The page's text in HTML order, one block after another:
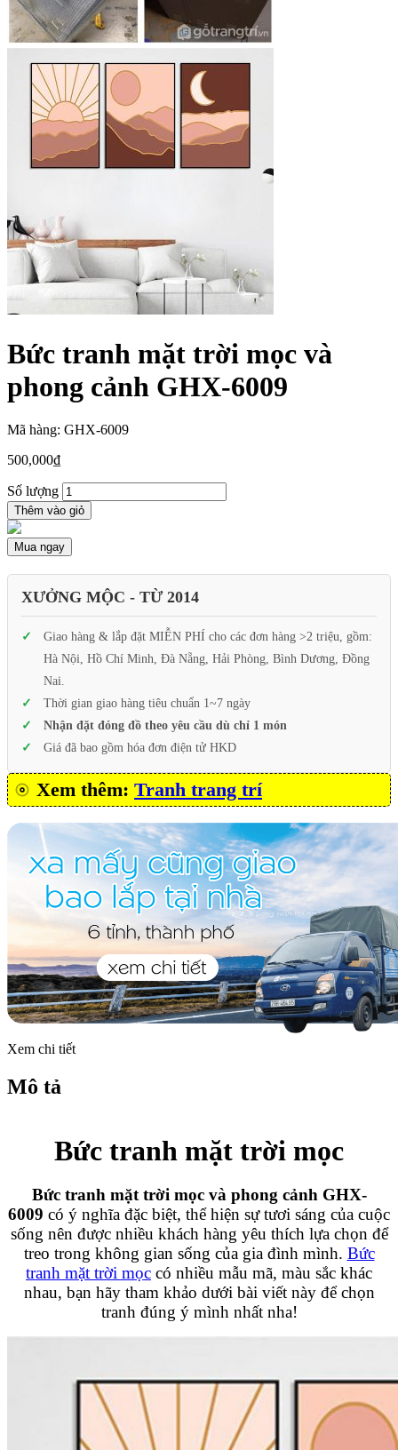
Bức tranh mặt trời mọc và
phong cảnh GHX-6009
Mã hàng: GHX-6009
500,000₫
Số lượng
Thêm vào giỏ
Mua ngay
XƯỞNG MỘC - TỪ 2014
Giao hàng & lắp đặt MIỄN PHÍ cho các đơn hàng >2 triệu, gồm:
Hà Nội, Hồ Chí Minh, Đà Nẵng, Hải Phòng, Bình Dương, Đồng
Nai.
Thời gian giao hàng tiêu chuẩn 1~7 ngày
Nhận đặt đóng đồ theo yêu cầu dù chỉ 1 món
Giá đã bao gồm hóa đơn điện tử HKD
Xem thêm: Tranh trang trí
Xem chi tiết
Mô tả
Bức tranh mặt trời mọc
Bức tranh mặt trời mọc và phong cảnh GHX-
6009 có ý nghĩa đặc biệt, thể hiện sự tươi sáng của cuộc
sống nên được nhiều khách hàng yêu thích lựa chọn để
treo trong không gian sống của gia đình mình. Bức
tranh mặt trời mọc có nhiều mẫu mã, màu sắc khác
nhau, bạn hãy tham khảo dưới bài viết này để chọn
tranh đúng ý mình nhất nha!